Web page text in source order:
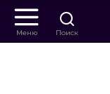
Меню Поиск